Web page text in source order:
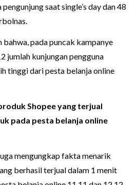
saat single’s day dan 48
pada puncak kampanye
jumlah kunjungan pengguna
tinggi dari pesta belanja online
Shopee yang terjual
pada pesta belanja online
mengungkap fakta menarik
berhasil terjual dalam 1 menit